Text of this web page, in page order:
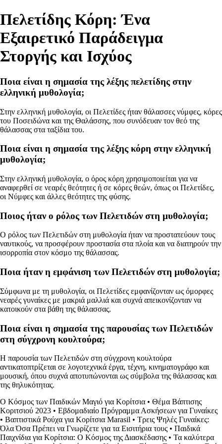
Πελετίδης Κόρη: Ένα
Εξαιρετικό Παράδειγμα
Στοργής και Ισχύος
Ποια είναι η σημασία της λέξης πελετίδης στην
ελληνική μυθολογία;
Στην ελληνική μυθολογία, οι Πελετίδες ήταν θάλασσες νύμφες, κόρες
του Ποσειδώνα και της Θαλάσσης, που συνόδευαν τον θεό της
θάλασσας στα ταξίδια του.
Ποια είναι η σημασία της λέξης κόρη στην ελληνική
μυθολογία;
Στην ελληνική μυθολογία, ο όρος κόρη χρησιμοποιείται για να
αναφερθεί σε νεαρές θεότητες ή σε κόρες θεών, όπως οι Πελετίδες,
οι Νύμφες και άλλες θεότητες της φύσης.
Ποιος ήταν ο ρόλος των Πελετιδών στη μυθολογία;
Ο ρόλος των Πελετιδών στη μυθολογία ήταν να προστατεύουν τους
ναυτικούς, να προσφέρουν προστασία στα πλοία και να διατηρούν την
ισορροπία στον κόσμο της θάλασσας.
Ποια ήταν η εμφάνιση των Πελετιδών στη μυθολογία;
Σύμφωνα με τη μυθολογία, οι Πελετίδες εμφανίζονταν ως όμορφες
νεαρές γυναίκες με μακριά μαλλιά και συχνά απεικονίζονταν να
κατοικούν στα βάθη της θάλασσας.
Ποια είναι η σημασία της παρουσίας των Πελετιδών
στη σύγχρονη κουλτούρα;
Η παρουσία των Πελετιδών στη σύγχρονη κουλτούρα
αντικατοπτρίζεται σε λογοτεχνικά έργα, τέχνη, κινηματογράφο και
μουσική, όπου συχνά αποτυπώνονται ως σύμβολα της θάλασσας και
της θηλυκότητας.
Ο Κόσμος των Παιδικών Μαγιό για Κορίτσια • Θέμα Βάπτισης
Κοριτσιού 2023 • Εβδομαδιαίο Πρόγραμμα Ασκήσεων για Γυναίκες
• Βαπτιστικά Ρούχα για Κορίτσια Marasil • Τρεις Ψηλές Γυναίκες:
Όλα Όσα Πρέπει να Γνωρίζετε για τα Εισιτήρια τους • Παιδικά
Παιχνίδια για Κορίτσια: Ο Κόσμος της Διασκέδασης • Τα καλύτερα